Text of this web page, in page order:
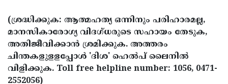
(ശ്രദ്ധിക്കുക: ആത്മഹത്യ ഒന്നിനും പരിഹാരമല്ല,
മാനസികാരോഗ്യ വിദഗ്ധരുടെ സഹായം തേടുക,
അതിജീവിക്കാന്‍ ശ്രമിക്കുക. അത്തരം
ചിന്തകളുളളപ്പോള്‍ 'ദിശ' ഹെല്‍പ് ലൈനില്‍
വിളിക്കുക. Toll free helpline number: 1056, 0471-
2552056)